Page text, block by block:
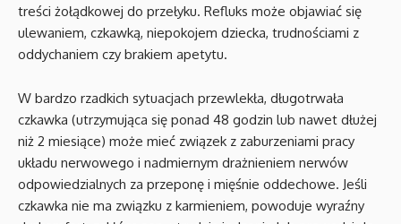
treści żołądkowej do przełyku. Refluks może objawiać się
ulewaniem, czkawką, niepokojem dziecka, trudnościami z
oddychaniem czy brakiem apetytu.
W bardzo rzadkich sytuacjach przewlekła, długotrwała
czkawka (utrzymująca się ponad 48 godzin lub nawet dłużej
niż 2 miesiące) może mieć związek z zaburzeniami pracy
układu nerwowego i nadmiernym drażnieniem nerwów
odpowiedzialnych za przeponę i mięśnie oddechowe. Jeśli
czkawka nie ma związku z karmieniem, powoduje wyraźny